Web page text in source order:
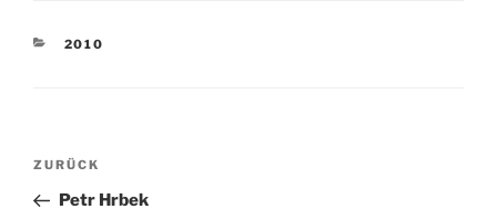
KATEGORIEN
2010
Beitragsnavigation
Vorheriger
Beitrag
ZURÜCK
Petr Hrbek